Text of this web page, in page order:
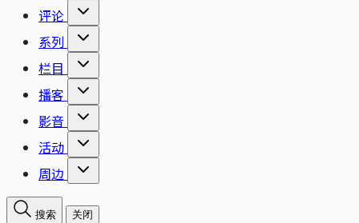
评论
系列
栏目
播客
影音
活动
周边
搜索 关闭